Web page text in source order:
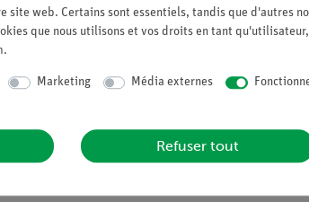
est ainsi fonction de la nature de leurs surfaces.
site web. Certains sont essentiels, tandis que d'autres
que nous utilisons et vos droits en tant
.
Marketing Média externes
Refuser tout